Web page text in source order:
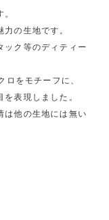
の生地です。
ック等のディティー
をモチーフに、
表現しました。
は他の生地には無い